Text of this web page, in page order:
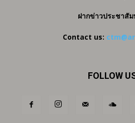
ฝากข่าวประชาสั
Contact us:
FOLLOW